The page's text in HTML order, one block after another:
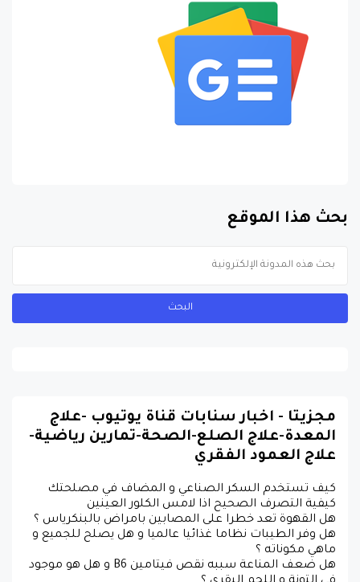
بحث هذا الموقع
مجزيتا - اخبار سنابات قناة يوتيوب -علاج
المعدة-علاج الصلع-الصحة-تمارين رياضية-
علاج العمود الفقري
كيف تستخدم السكر الصناعي و المضاف في مصلحتك
كيفية التصرف الصحيح اذا لامس الكلور العينين
هل القهوة تعد خطرا على المصابين بامراض بالبنكرياس ؟
هل وفر الطيبات نظاما غذائيا عالميا و هل يصلح للجميع و
ماهي مكوناته ؟
هل ضعف المناعة سببه نقص فيتامين B6 و هل هو موجود